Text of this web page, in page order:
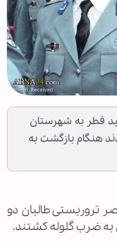
فطر به شهرستان
هنگام بازگشت به
تروریستی طالبان دو
به ضرب گلوله کشتند.